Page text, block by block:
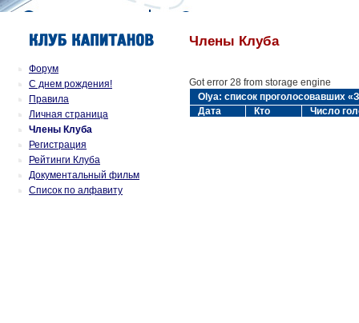
Форум
С днем рождения!
Правила
Личная страница
Члены Клуба
Регистрация
Рейтинги Клуба
Документальный фильм
Список по алфавиту
Члены Клуба
Got error 28 from storage engine
Olya: список проголосовавших
Дата
Кто Число